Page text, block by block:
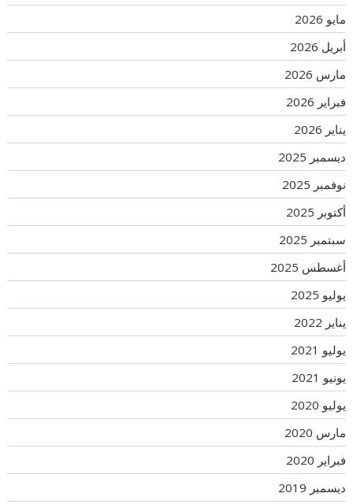
مايو 2026
أبريل 2026
مارس 2026
فبراير 2026
يناير 2026
ديسمبر 2025
نوفمبر 2025
أكتوبر 2025
سبتمبر 2025
أغسطس 2025
يوليو 2025
يناير 2022
يوليو 2021
يونيو 2021
يوليو 2020
مارس 2020
فبراير 2020
ديسمبر 2019